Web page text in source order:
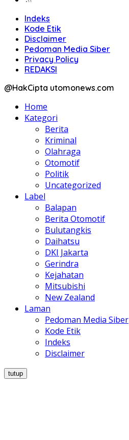
Indeks
Kode Etik
Disclaimer
Pedoman Media Siber
Privacy Policy
REDAKSI
@HakCipta utomonews.com
Home
Kategori
Berita
Kriminal
Olahraga
Otomotif
Politik
Uncategorized
Label
Balapan
Berita Otomotif
Bulutangkis
Daihatsu
DKI Jakarta
Gerindra
Kejahatan
Mitsubishi
New Zealand
Laman
Pedoman Media Siber
Kode Etik
Indeks
Disclaimer
tutup